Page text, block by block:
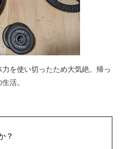
を使い切ったため大気絶。帰っ
活。
？